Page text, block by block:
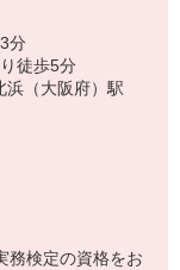
分
徒歩5分
浜（大阪府）駅
務検定の資格をお